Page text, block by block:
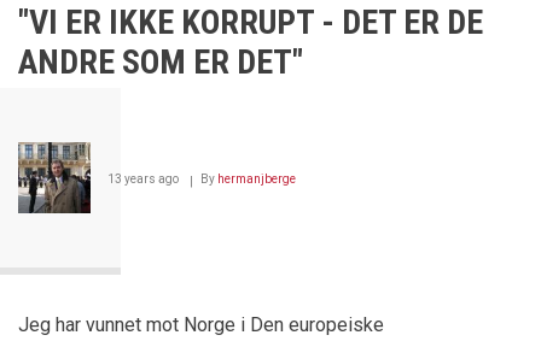
"VI ER IKKE KORRUPT - DET ER DE
ANDRE SOM ER DET"
13 years ago By hermanjberge
Jeg har vunnet mot Norge i Den europeiske